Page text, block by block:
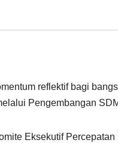
reflektif bagi
Pengembangan
Eksekutif